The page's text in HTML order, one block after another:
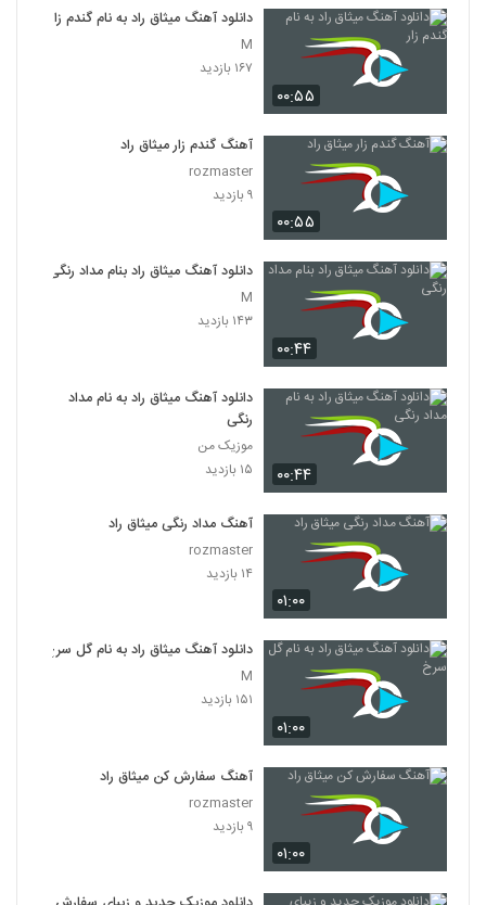
۰۰:۵۵
دانلود آهنگ میثاق راد به نام گندم زار
M
۱۶۷ بازدید
۰۰:۵۵
آهنگ گندم زار میثاق راد
rozmaster
۹ بازدید
۰۰:۴۴
دانلود آهنگ میثاق راد بنام مداد رنگی
M
۱۴۳ بازدید
۰۰:۴۴
دانلود آهنگ میثاق راد به نام مداد
رنگی
موزیک من
۱۵ بازدید
۰۱:۰۰
آهنگ مداد رنگی میثاق راد
rozmaster
۱۴ بازدید
۰۱:۰۰
دانلود آهنگ میثاق راد به نام گل سرخ
M
۱۵۱ بازدید
۰۱:۰۰
آهنگ سفارش کن میثاق راد
rozmaster
۹ بازدید